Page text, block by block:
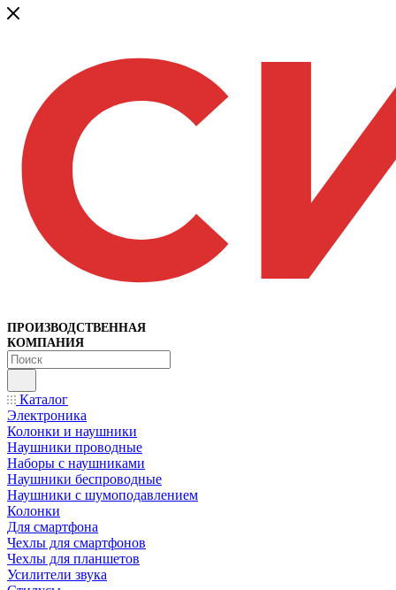
ПРОИЗВОДСТВЕННАЯ
КОМПАНИЯ
Каталог
Электроника
Колонки и наушники
Наушники проводные
Наборы с наушниками
Наушники беспроводные
Наушники с шумоподавлением
Колонки
Для смартфона
Чехлы для смартфонов
Чехлы для планшетов
Усилители звука